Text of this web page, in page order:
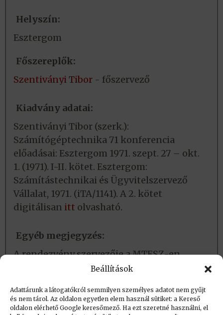
Beállítások
Adattárunk a látogatókról semmilyen személyes adatot nem gyűjt
és nem tárol. Az oldalon egyetlen elem használ sütiket: a Kereső
oldalon elérhető Google keresőmező. Ha ezt szeretné használni, el
Helyszín:
Esztergom
Főszereplők:
Szentiványi Tibor - főszervező
Kiadvány adatai:
Szentiványi Tibor (szerk.):
Számítógéptechnika 71 konferencia
előadásai: Esztergom 1971. szept. 27 – okt.
1. (1971). I-II. kötet. Esztergom:
Számítástechnikai és Ügyvitelszervező
Vállalat, 1971. (iTA/1141). A 2. kötet
digitálisan itt olvasható.
Egyéb megjegyzés:
A rendezvény szervezője a MTESZ-en
belül az AIOT volt
Létrehozva (post_date): 2018.02.16. 09:48